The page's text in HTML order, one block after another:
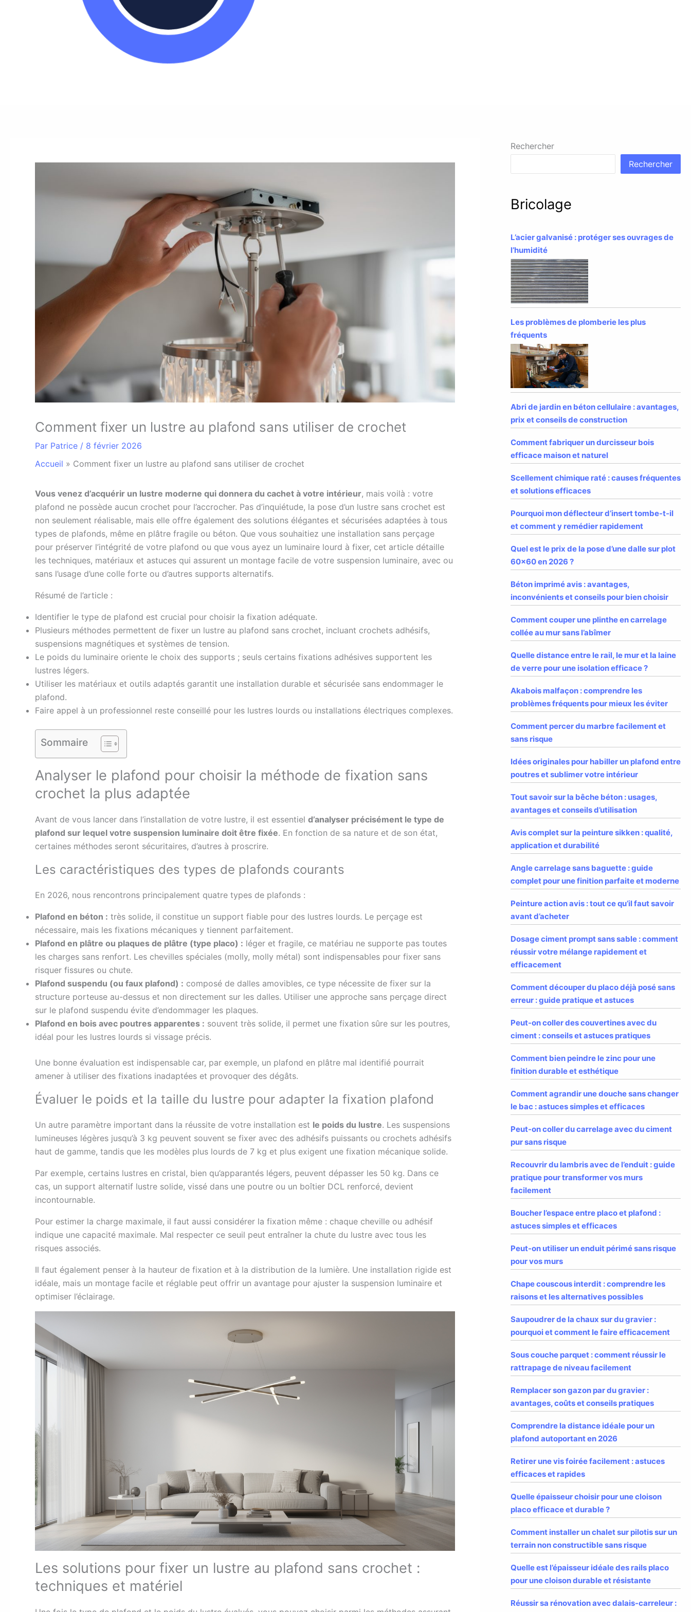
Comment fixer un lustre au plafond sans utiliser de crochet
Par Patrice / 8 février 2026
Accueil » Comment fixer un lustre au plafond sans utiliser de crochet
Vous venez d’acquérir un lustre moderne qui donnera du cachet à votre intérieur, mais voilà : votre
plafond ne possède aucun crochet pour l’accrocher. Pas d’inquiétude, la pose d’un lustre sans crochet est
non seulement réalisable, mais elle offre également des solutions élégantes et sécurisées adaptées à tous
types de plafonds, même en plâtre fragile ou béton. Que vous souhaitiez une installation sans perçage
pour préserver l’intégrité de votre plafond ou que vous ayez un luminaire lourd à fixer, cet article détaille
les techniques, matériaux et astuces qui assurent un montage facile de votre suspension luminaire, avec ou
sans l’usage d’une colle forte ou d’autres supports alternatifs.
Résumé de l’article :
Identifier le type de plafond est crucial pour choisir la fixation adéquate.
Plusieurs méthodes permettent de fixer un lustre au plafond sans crochet, incluant crochets adhésifs,
suspensions magnétiques et systèmes de tension.
Le poids du luminaire oriente le choix des supports ; seuls certains fixations adhésives supportent les
lustres légers.
Utiliser les matériaux et outils adaptés garantit une installation durable et sécurisée sans endommager le
plafond.
Faire appel à un professionnel reste conseillé pour les lustres lourds ou installations électriques complexes.
Sommaire
Analyser le plafond pour choisir la méthode de fixation sans
crochet la plus adaptée
Avant de vous lancer dans l’installation de votre lustre, il est essentiel d’analyser précisément le type de
plafond sur lequel votre suspension luminaire doit être fixée. En fonction de sa nature et de son état,
certaines méthodes seront sécuritaires, d’autres à proscrire.
Les caractéristiques des types de plafonds courants
En 2026, nous rencontrons principalement quatre types de plafonds :
Plafond en béton : très solide, il constitue un support fiable pour des lustres lourds. Le perçage est
nécessaire, mais les fixations mécaniques y tiennent parfaitement.
Plafond en plâtre ou plaques de plâtre (type placo) : léger et fragile, ce matériau ne supporte pas toutes
les charges sans renfort. Les chevilles spéciales (molly, molly métal) sont indispensables pour fixer sans
risquer fissures ou chute.
Plafond suspendu (ou faux plafond) : composé de dalles amovibles, ce type nécessite de fixer sur la
structure porteuse au-dessus et non directement sur les dalles. Utiliser une approche sans perçage direct
sur le plafond suspendu évite d’endommager les plaques.
Plafond en bois avec poutres apparentes : souvent très solide, il permet une fixation sûre sur les poutres,
idéal pour les lustres lourds si vissage précis.
Une bonne évaluation est indispensable car, par exemple, un plafond en plâtre mal identifié pourrait
amener à utiliser des fixations inadaptées et provoquer des dégâts.
Évaluer le poids et la taille du lustre pour adapter la fixation plafond
Un autre paramètre important dans la réussite de votre installation est le poids du lustre. Les suspensions
lumineuses légères jusqu’à 3 kg peuvent souvent se fixer avec des adhésifs puissants ou crochets adhésifs
haut de gamme, tandis que les modèles plus lourds de 7 kg et plus exigent une fixation mécanique solide.
Par exemple, certains lustres en cristal, bien qu’apparantés légers, peuvent dépasser les 50 kg. Dans ce
cas, un support alternatif lustre solide, vissé dans une poutre ou un boîtier DCL renforcé, devient
incontournable.
Pour estimer la charge maximale, il faut aussi considérer la fixation même : chaque cheville ou adhésif
indique une capacité maximale. Mal respecter ce seuil peut entraîner la chute du lustre avec tous les
risques associés.
Il faut également penser à la hauteur de fixation et à la distribution de la lumière. Une installation rigide est
idéale, mais un montage facile et réglable peut offrir un avantage pour ajuster la suspension luminaire et
optimiser l’éclairage.
Les solutions pour fixer un lustre au plafond sans crochet :
techniques et matériel
Rechercher
Rechercher
Bricolage
L’acier galvanisé : protéger ses ouvrages de
l’humidité
Les problèmes de plomberie les plus
fréquents
Abri de jardin en béton cellulaire : avantages,
prix et conseils de construction
Comment fabriquer un durcisseur bois
efficace maison et naturel
Scellement chimique raté : causes fréquentes
et solutions efficaces
Pourquoi mon déflecteur d’insert tombe-t-il
et comment y remédier rapidement
Quel est le prix de la pose d’une dalle sur plot
60×60 en 2026 ?
Béton imprimé avis : avantages,
inconvénients et conseils pour bien choisir
Comment couper une plinthe en carrelage
collée au mur sans l’abîmer
Quelle distance entre le rail, le mur et la laine
de verre pour une isolation efficace ?
Akabois malfaçon : comprendre les
problèmes fréquents pour mieux les éviter
Comment percer du marbre facilement et
sans risque
Idées originales pour habiller un plafond entre
poutres et sublimer votre intérieur
Tout savoir sur la bêche béton : usages,
avantages et conseils d’utilisation
Avis complet sur la peinture sikken : qualité,
application et durabilité
Angle carrelage sans baguette : guide
complet pour une finition parfaite et moderne
Peinture action avis : tout ce qu’il faut savoir
avant d’acheter
Dosage ciment prompt sans sable : comment
réussir votre mélange rapidement et
efficacement
Comment découper du placo déjà posé sans
erreur : guide pratique et astuces
Peut-on coller des couvertines avec du
ciment : conseils et astuces pratiques
Comment bien peindre le zinc pour une
finition durable et esthétique
Comment agrandir une douche sans changer
le bac : astuces simples et efficaces
Peut-on coller du carrelage avec du ciment
pur sans risque
Recouvrir du lambris avec de l’enduit : guide
pratique pour transformer vos murs
facilement
Boucher l’espace entre placo et plafond :
astuces simples et efficaces
Peut-on utiliser un enduit périmé sans risque
pour vos murs
Chape couscous interdit : comprendre les
raisons et les alternatives possibles
Saupoudrer de la chaux sur du gravier :
pourquoi et comment le faire efficacement
Sous couche parquet : comment réussir le
rattrapage de niveau facilement
Remplacer son gazon par du gravier :
avantages, coûts et conseils pratiques
Comprendre la distance idéale pour un
plafond autoportant en 2026
Retirer une vis foirée facilement : astuces
efficaces et rapides
Quelle épaisseur choisir pour une cloison
placo efficace et durable ?
Comment installer un chalet sur pilotis sur un
terrain non constructible sans risque
Quelle est l’épaisseur idéale des rails placo
pour une cloison durable et résistante
Réussir sa rénovation avec dalais-carreleur :